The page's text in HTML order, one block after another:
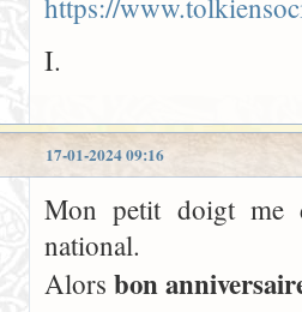
https://
I.
17-01-2024 09:16
Mon petit doigt me
national.
Alors bon